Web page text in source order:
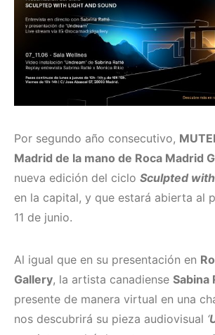
Por segundo año consecutivo,
Madrid de la mano de Roca Madrid
nueva edición del ciclo Sculpted
en la capital, y que estará abierta al
11 de junio.
Al igual que en su presentación en
Gallery, la artista canadiense Sabina
presente de manera virtual en una
nos descubrirá su pieza audiovisual ‘